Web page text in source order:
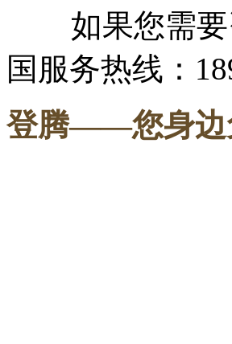
如果您需要
国服务热线：
登腾——您身边